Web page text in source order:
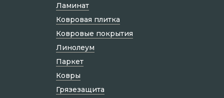
Ламинат
Ковровая плитка
Ковровые покрытия
Линолеум
Паркет
Ковры
Грязезащита